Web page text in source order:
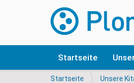
Startseite
S
Startseite Unsere